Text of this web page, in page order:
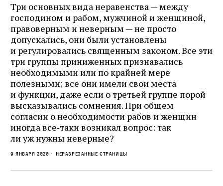
Три основных вида неравенства — между
господином и рабом, мужчиной и женщиной,
правоверным и неверным — не просто
допускались, они были установлены
и регулировались священным законом. Все эти
три группы приниженных признавались
необходимыми или по крайней мере
полезными; все они имели свои места
и функции, даже если о третьей группе порой
высказывались сомнения. При общем
согласии о необходимости рабов и женщин
иногда все‑таки возникал вопрос: так
ли уж нужны неверные?
9 января 2020 Неразрезанные страницы